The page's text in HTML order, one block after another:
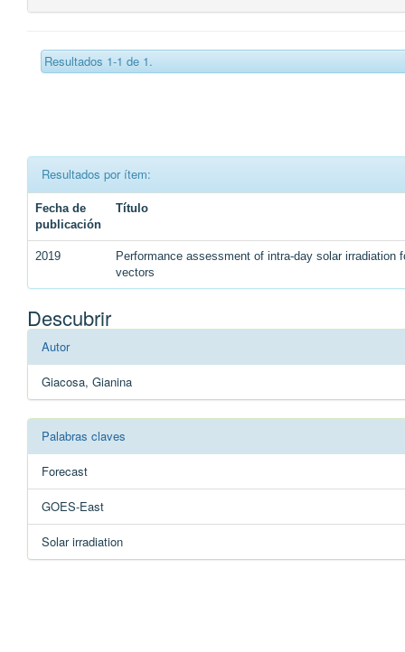
Resultados 1-1 de 1.
Resultados por ítem:
Fecha de
publicación
Título
2019
Performance assessment of intra-day solar
vectors
Descubrir
Autor
Giacosa, Gianina
Palabras claves
Forecast
GOES-East
Solar irradiation